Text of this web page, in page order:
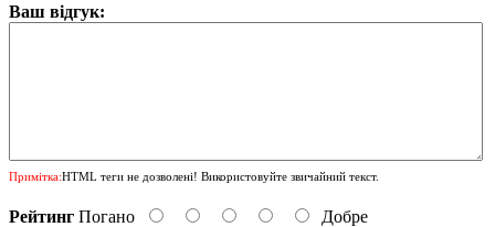
Ваш відгук:
Примітка:HTML теги не дозволені! Використовуйте звичайний текст.
Рейтинг Погано Добре